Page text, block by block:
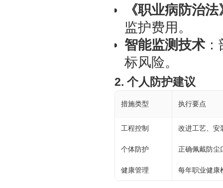
《职业病防治
监护费用。
智能监测技术：
标风险。
2. 个人防护建议
措施类型 执行要点
工程控制 改进工艺、安
个体防护 正确佩戴防尘
健康管理 每年职业健康